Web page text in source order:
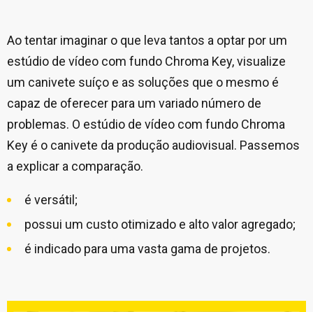
Ao tentar imaginar o que leva tantos a optar por um
estúdio de vídeo com fundo Chroma Key, visualize
um canivete suíço e as soluções que o mesmo é
capaz de oferecer para um variado número de
problemas. O estúdio de vídeo com fundo Chroma
Key é o canivete da produção audiovisual. Passemos
a explicar a comparação.
é versátil;
possui um custo otimizado e alto valor agregado;
é indicado para uma vasta gama de projetos.